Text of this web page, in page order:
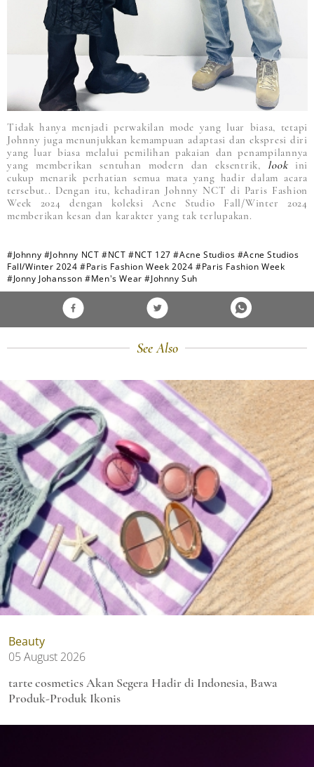
Tidak hanya menjadi perwakilan mode yang luar biasa, tetapi
Johnny juga menunjukkan kemampuan adaptasi dan ekspresi diri
yang luar biasa melalui pemilihan pakaian dan penampilannya
yang memberikan sentuhan modern dan eksentrik, lookini
cukup menarik perhatian semua mata yang hadir dalam acara
tersebut.. Dengan itu, kehadiran Johnny NCT di Paris Fashion
Week 2024 dengan koleksi Acne Studio Fall/Winter 2024
memberikan kesan dan karakter yang tak terlupakan.
#Johnny #Johnny NCT #NCT #NCT 127 #Acne Studios #Acne Studios
Fall/Winter 2024 #Paris Fashion Week 2024 #Paris Fashion Week
#Jonny Johansson #Men's Wear #Johnny Suh
See Also
Beauty
05 August 2026
tarte cosmetics Akan Segera Hadir di Indonesia, Bawa
Produk-Produk Ikonis